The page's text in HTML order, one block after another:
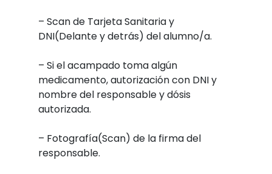
– Scan de Tarjeta Sanitaria y
DNI(Delante y detrás) del alumno/a.
– Si el acampado toma algún
medicamento, autorización con DNI y
nombre del responsable y dósis
autorizada.
– Fotografía(Scan) de la firma del
responsable.